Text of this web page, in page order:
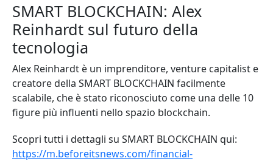
SMART BLOCKCHAIN: Alex
Reinhardt sul futuro della
tecnologia
Alex Reinhardt è un imprenditore, venture capitalist e
creatore della SMART BLOCKCHAIN facilmente
scalabile, che è stato riconosciuto come una delle 10
figure più influenti nello spazio blockchain.
Scopri tutti i dettagli su SMART BLOCKCHAIN qui:
https://m.beforeitsnews.com/financial-